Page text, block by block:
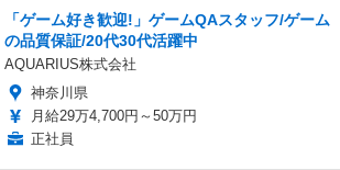
「ゲーム好き歓迎!」ゲームQAスタッフ/ゲーム
の品質保証/20代30代活躍中
AQUARIUS株式会社
神奈川県
月給29万4,700円～50万円
正社員